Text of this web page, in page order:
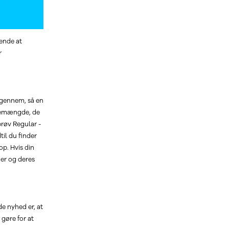
at
så en
de
Regular -
du finder
Hvis din
og deres
nyhed er, at
for at